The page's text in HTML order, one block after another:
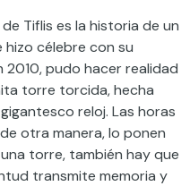
Tiflis es la historia de un
célebre con su
pudo hacer realidad
torre torcida, hecha
reloj. Las horas
otra manera, lo ponen
torre, también hay que
transmite memoria y